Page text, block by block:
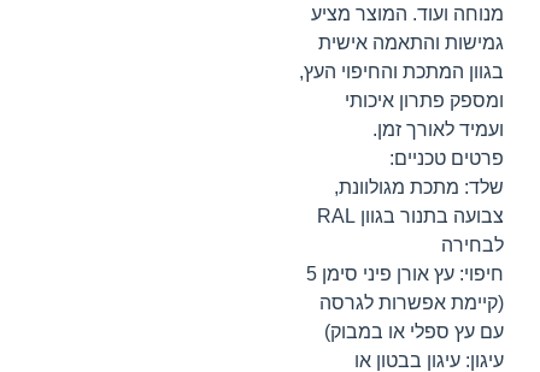
מנוחה ועוד. המוצר מציע
גמישות והתאמה אישית
בגוון המתכת והחיפוי העץ,
ומספק פתרון איכותי
ועמיד לאורך זמן.
פרטים טכניים:
שלד: מתכת מגולוונת,
צבועה בתנור בגוון RAL
לבחירה
חיפוי: עץ אורן פיני סימן 5
(קיימת אפשרות לגרסה
עם עץ ספלי או במבוק)
עיגון: עיגון בבטון או